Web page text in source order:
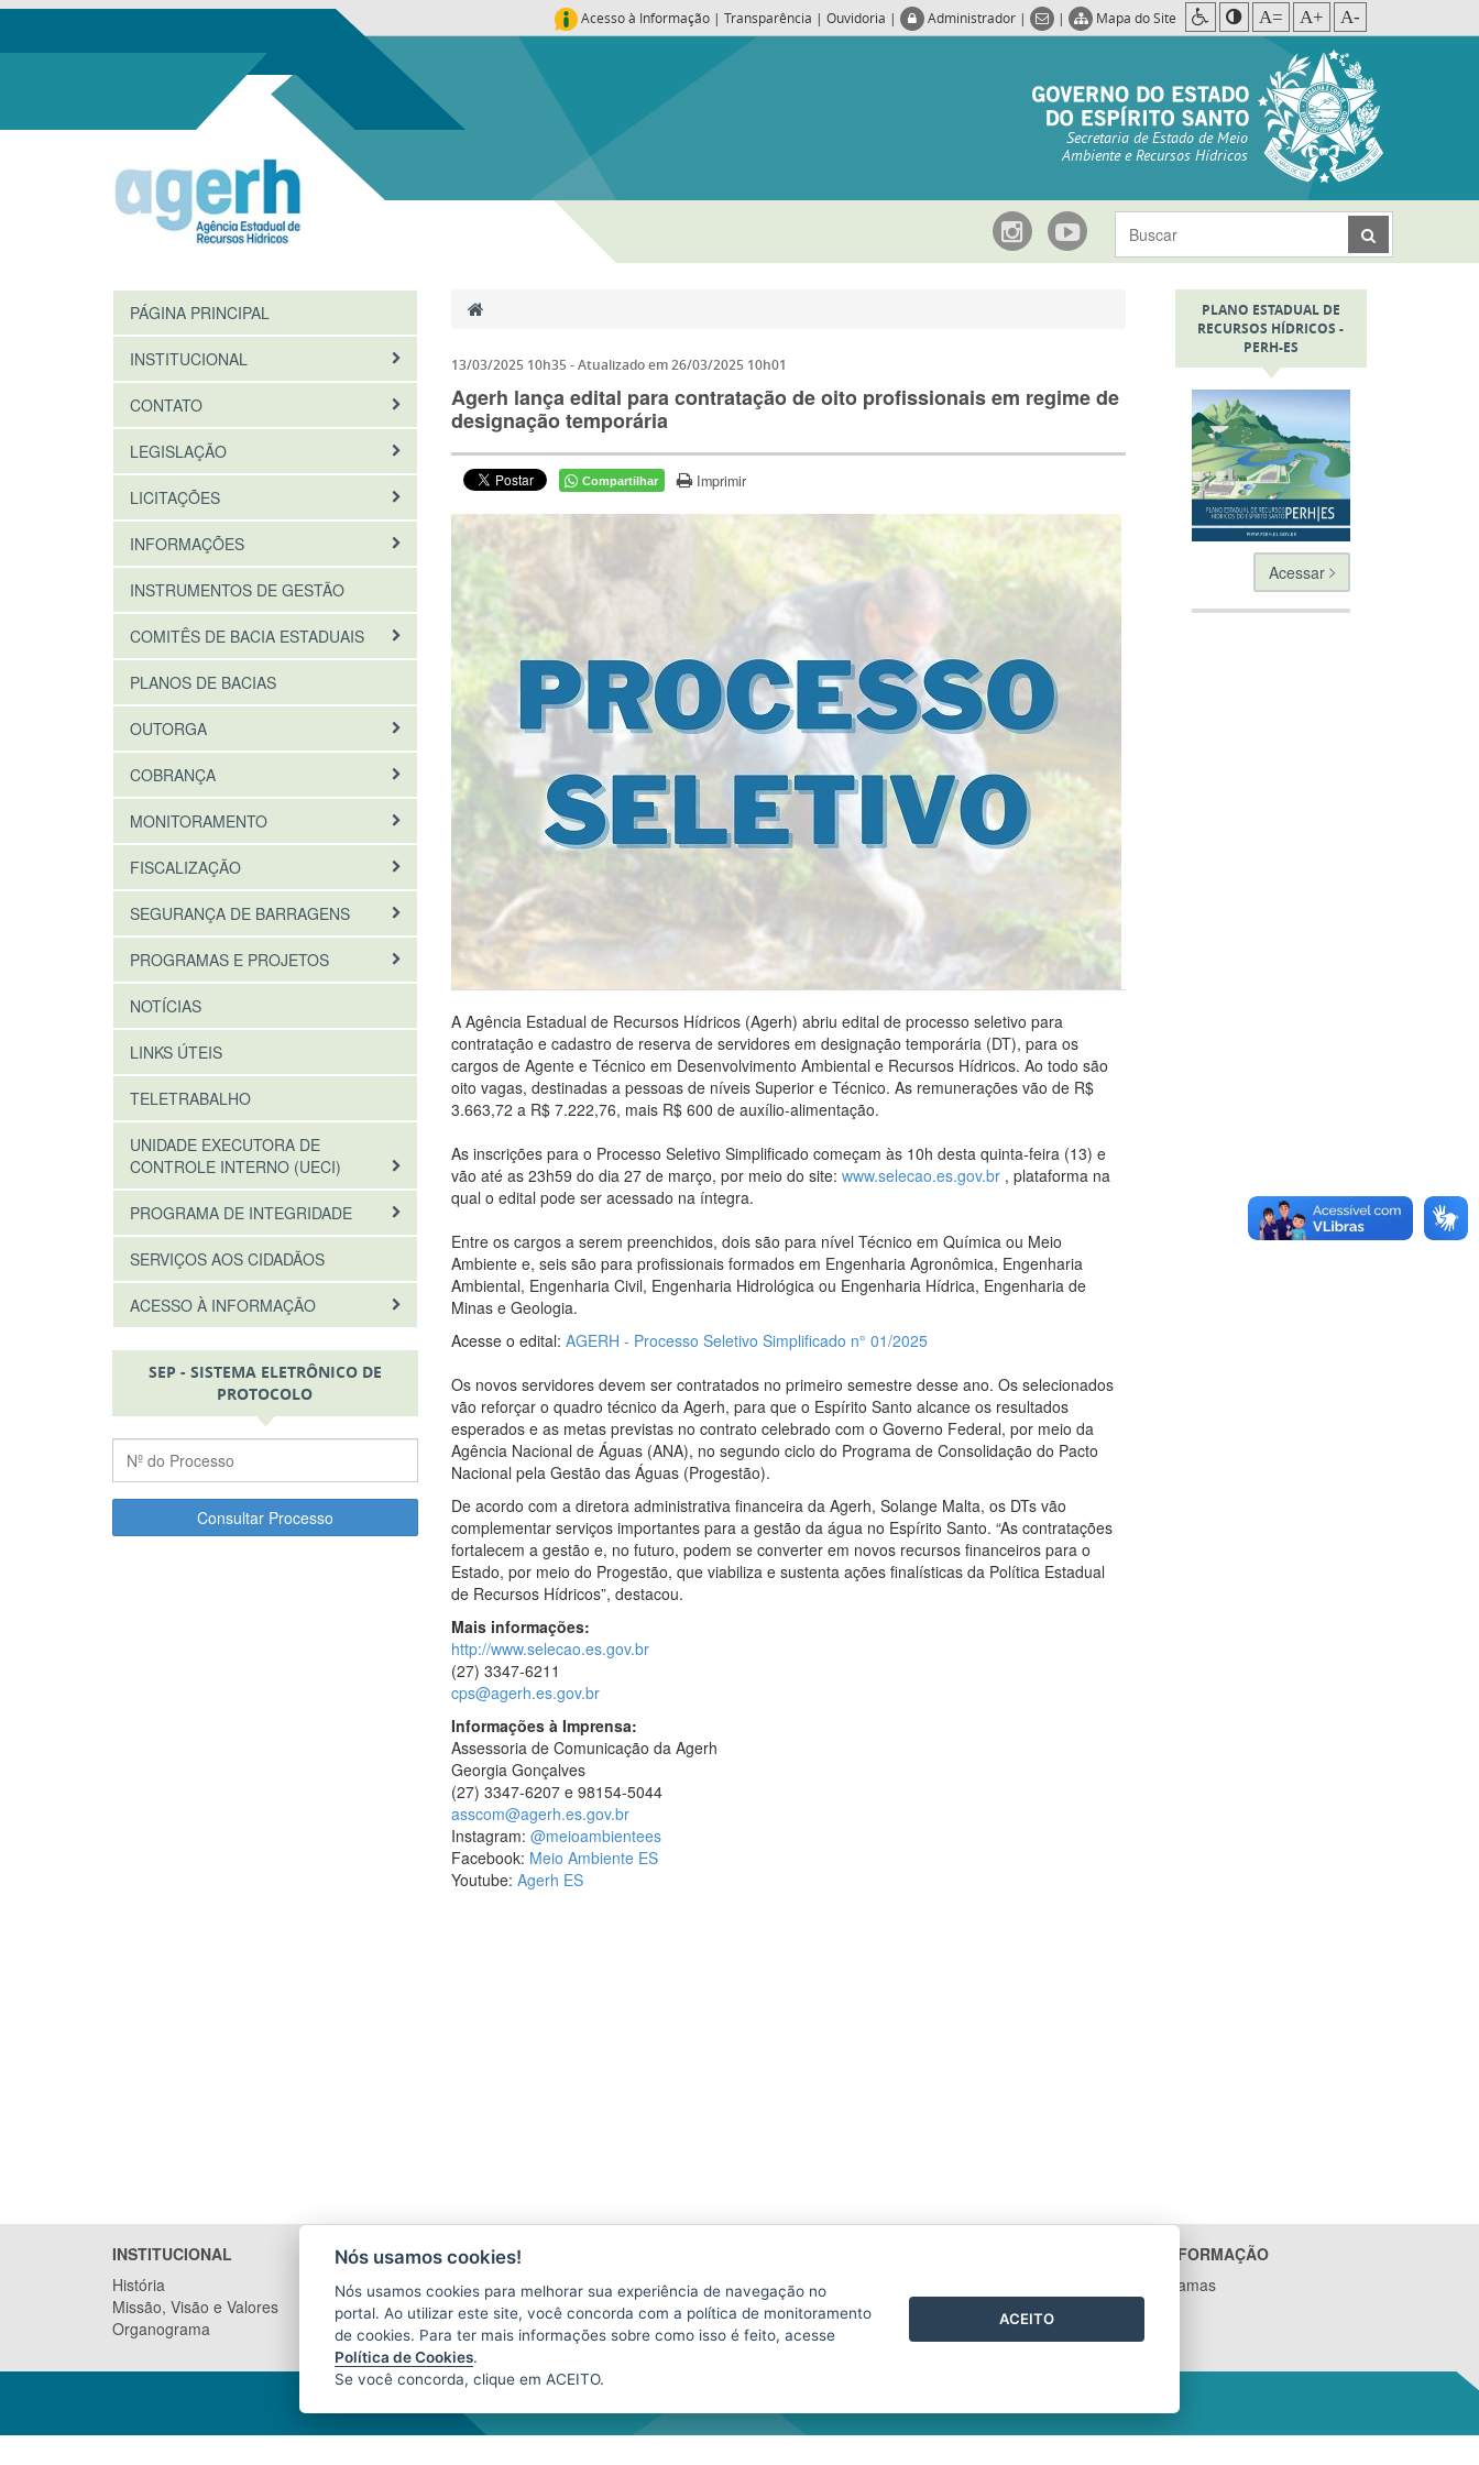
Acesso à Informação | Transparência | Ouvidoria | Administrador | | Mapa do Site A= A+ A-
Secretaria de Estado de Meio
Ambiente e Recursos Hídricos
PÁGINA PRINCIPAL
INSTITUCIONAL
CONTATO
LEGISLAÇÃO
LICITAÇÕES
INFORMAÇÕES
INSTRUMENTOS DE GESTÃO
COMITÊS DE BACIA ESTADUAIS
PLANOS DE BACIAS
OUTORGA
COBRANÇA
MONITORAMENTO
FISCALIZAÇÃO
SEGURANÇA DE BARRAGENS
PROGRAMAS E PROJETOS
NOTÍCIAS
LINKS ÚTEIS
TELETRABALHO
UNIDADE EXECUTORA DE
CONTROLE INTERNO (UECI)
PROGRAMA DE INTEGRIDADE
SERVIÇOS AOS CIDADÃOS
ACESSO À INFORMAÇÃO
SEP - SISTEMA ELETRÔNICO DE
PROTOCOLO
Consultar Processo
13/03/2025 10h35- Atualizado em26/03/2025 10h01
Agerh lança edital para contratação de oito profissionais em regime de
designação temporária
Compartilhar Imprimir
A Agência Estadual de Recursos Hídricos (Agerh) abriu edital de processo seletivo para
contratação e cadastro de reserva de servidores em designação temporária (DT), para os
cargos de Agente e Técnico em Desenvolvimento Ambiental e Recursos Hídricos. Ao todo são
oito vagas, destinadas a pessoas de níveis Superior e Técnico. As remunerações vão de R$
3.663,72 a R$ 7.222,76, mais R$ 600 de auxílio-alimentação.
As inscrições para o Processo Seletivo Simplificado começam às 10h desta quinta-feira (13) e
vão até as 23h59 do dia 27 de março, por meio do site: www.selecao.es.gov.br, plataforma na
qual o edital pode ser acessado na íntegra.
Entre os cargos a serem preenchidos, dois são para nível Técnico em Química ou Meio
Ambiente e, seis são para profissionais formados em Engenharia Agronômica, Engenharia
Ambiental, Engenharia Civil, Engenharia Hidrológica ou Engenharia Hídrica, Engenharia de
Minas e Geologia.
Acesse o edital: AGERH - Processo Seletivo Simplificado n° 01/2025
Os novos servidores devem ser contratados no primeiro semestre desse ano. Os selecionados
vão reforçar o quadro técnico da Agerh, para que o Espírito Santo alcance os resultados
esperados e as metas previstas no contrato celebrado com o Governo Federal, por meio da
Agência Nacional de Águas (ANA), no segundo ciclo do Programa de Consolidação do Pacto
Nacional pela Gestão das Águas (Progestão).
De acordo com a diretora administrativa financeira da Agerh, Solange Malta, os DTs vão
complementar serviços importantes para a gestão da água no Espírito Santo. “As contratações
fortalecem a gestão e, no futuro, podem se converter em novos recursos financeiros para o
Estado, por meio do Progestão, que viabiliza e sustenta ações finalísticas da Política Estadual
de Recursos Hídricos”, destacou.
Mais informações:
http://www.selecao.es.gov.br
(27) 3347-6211
cps@agerh.es.gov.br
Informações à Imprensa:
Assessoria de Comunicação da Agerh
Georgia Gonçalves
(27) 3347-6207 e 98154-5044
asscom@agerh.es.gov.br
Instagram: @meioambientees
Facebook: Meio Ambiente ES
Youtube: Agerh ES
PLANO ESTADUAL DE
RECURSOS HÍDRICOS -
PERH-ES
Acessar
INSTITUCIONAL
História
Missão, Visão e Valores
Organograma
LICITAÇÕES
Arquivo
VÍDEOS
ACESSO À INFORMAÇÃO
Ações e Programas
Contratos
Nós usamos cookies!
Nós usamos cookies para melhorar sua experiência de navegação no
portal. Ao utilizar este site, você concorda com a política de monitoramento
de cookies. Para ter mais informações sobre como isso é feito, acesse
Política de Cookies.
Se você concorda, clique em ACEITO.
ACEITO